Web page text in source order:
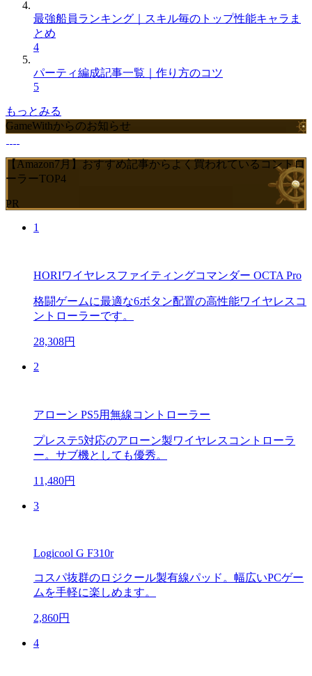
最強船員ランキング｜スキル毎のトップ性能キャラま
とめ
4
パーティ編成記事一覧｜作り方のコツ
5
もっとみる
GameWithからのお知らせ
【Amazon7月】おすすめ記事からよく買われているコントロ
ーラーTOP4
PR
1
HORIワイヤレスファイティングコマンダー OCTA Pro
格闘ゲームに最適な6ボタン配置の高性能ワイヤレスコ
ントローラーです。
28,308円
2
アローン PS5用無線コントローラー
プレステ5対応のアローン製ワイヤレスコントローラ
ー。サブ機としても優秀。
11,480円
3
Logicool G F310r
コスパ抜群のロジクール製有線パッド。幅広いPCゲー
ムを手軽に楽しめます。
2,860円
4